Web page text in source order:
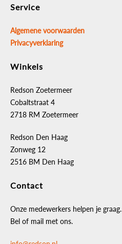
Service
Algemene voorwaarden
Privacyverklaring
Winkels
Redson Zoetermeer
Cobaltstraat 4
2718 RM Zoetermeer
Redson Den Haag
Zonweg 12
2516 BM Den Haag
Contact
Onze medewerkers helpen je graag.
Bel of mail met ons.